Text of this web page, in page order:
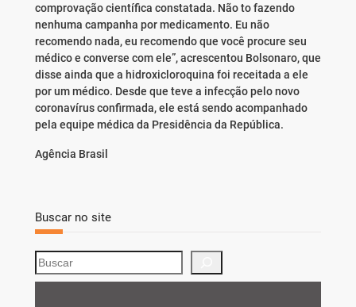
comprovação científica constatada. Não to fazendo
nenhuma campanha por medicamento. Eu não
recomendo nada, eu recomendo que você procure seu
médico e converse com ele”, acrescentou Bolsonaro, que
disse ainda que a hidroxicloroquina foi receitada a ele
por um médico. Desde que teve a infecção pelo novo
coronavírus confirmada, ele está sendo acompanhado
pela equipe médica da Presidência da República.
Agência Brasil
Buscar no site
S
e